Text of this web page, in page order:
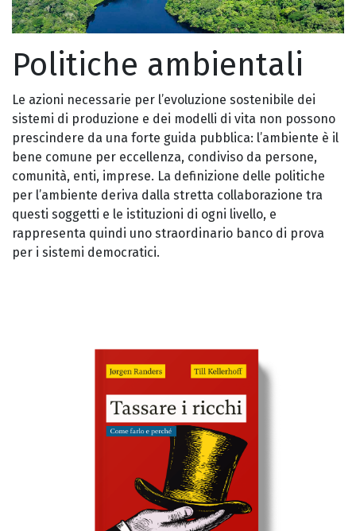
Politiche ambientali
Le azioni necessarie per l’evoluzione sostenibile dei
sistemi di produzione e dei modelli di vita non possono
prescindere da una forte guida pubblica: l’ambiente è il
bene comune per eccellenza, condiviso da persone,
comunità, enti, imprese. La definizione delle politiche
per l’ambiente deriva dalla stretta collaborazione tra
questi soggetti e le istituzioni di ogni livello, e
rappresenta quindi uno straordinario banco di prova
per i sistemi democratici.